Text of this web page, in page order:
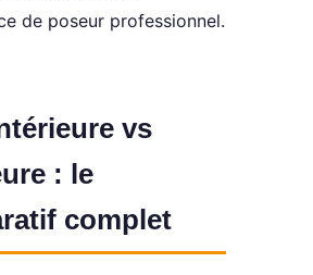
de poseur professionnel.
vs
: le
complet